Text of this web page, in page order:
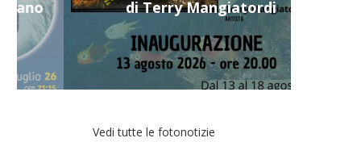
di Terry Mangiatordi
Vedi tutte le fotonotizie